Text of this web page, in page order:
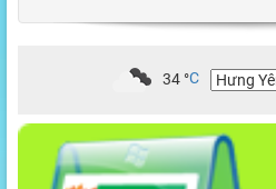
34°C